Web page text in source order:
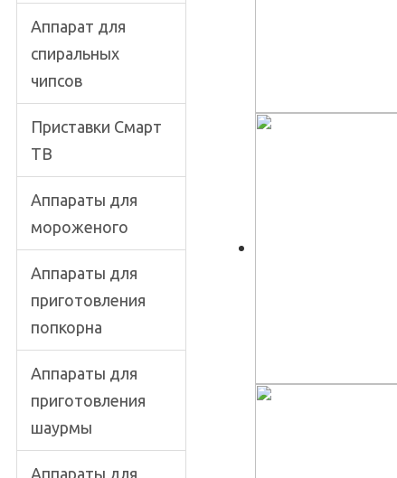
Аппарат для
спиральных
чипсов
Приставки Смарт
ТВ
Аппараты для
мороженого
Аппараты для
приготовления
попкорна
Аппараты для
приготовления
шаурмы
Аппараты для